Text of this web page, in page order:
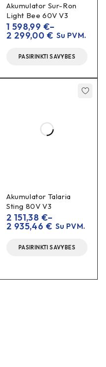
Akumulator Sur-Ron
Light Bee 60V V3
1 598,99 €–
2 299,00 € Su PVM.
PASIRINKTI SAVYBES
Akumulator Talaria
Sting 80V V3
2 151,38 €–
2 935,46 € Su PVM.
PASIRINKTI SAVYBES